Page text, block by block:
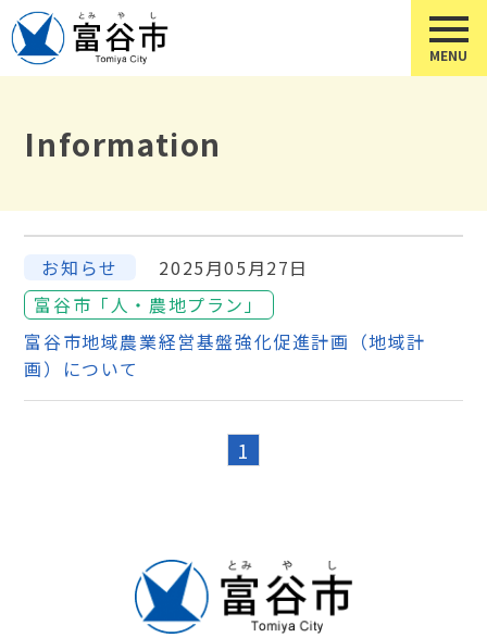
Information
お知らせ
2025月05月27日
富谷市「人・農地プラン」
富谷市地域農業経営基盤強化促進計画（地域計
画）について
1